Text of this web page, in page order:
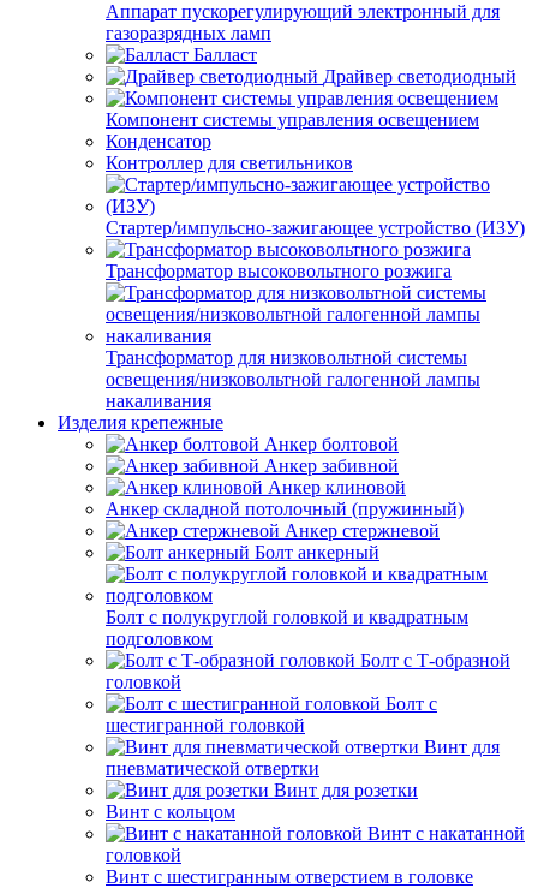
Аппарат пускорегулирующий электронный для
газоразрядных ламп
Балласт
Драйвер светодиодный
Компонент системы управления освещением
Конденсатор
Контроллер для светильников
Стартер/импульсно-зажигающее устройство (ИЗУ)
Трансформатор высоковольтного розжига
Трансформатор для низковольтной системы
освещения/низковольтной галогенной лампы
накаливания
Изделия крепежные
Анкер болтовой
Анкер забивной
Анкер клиновой
Анкер складной потолочный (пружинный)
Анкер стержневой
Болт анкерный
Болт с полукруглой головкой и квадратным
подголовком
Болт с Т-образной
головкой
Болт с
шестигранной головкой
Винт для
пневматической отвертки
Винт для розетки
Винт с кольцом
Винт с накатанной
головкой
Винт с шестигранным отверстием в головке